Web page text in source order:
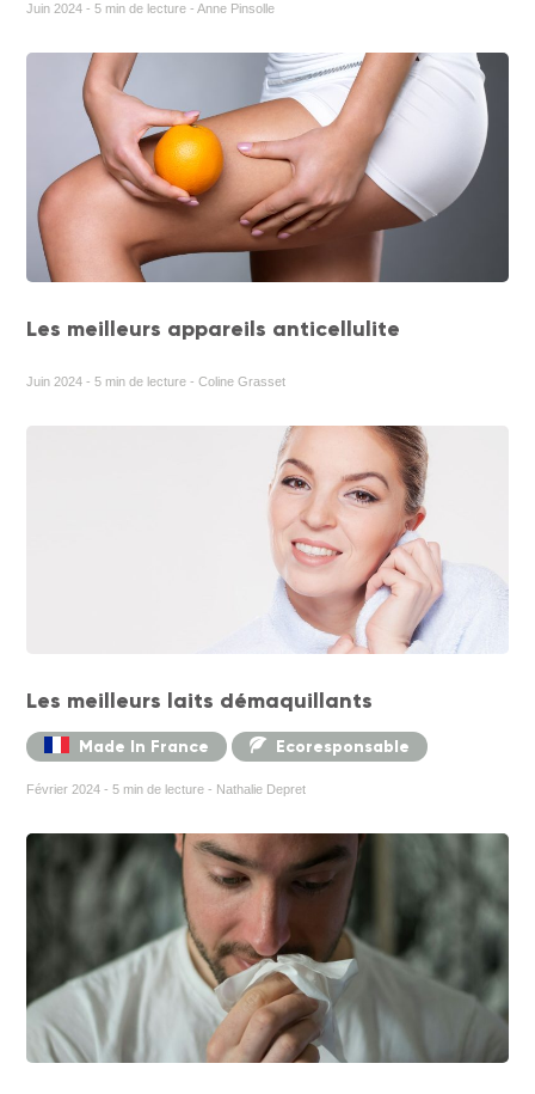
Juin 2024 - 5 min de lecture - Anne Pinsolle
Les meilleurs appareils anticellulite
Juin 2024 - 5 min de lecture - Coline Grasset
Les meilleurs laits démaquillants
Made In France Ecoresponsable
Février 2024 - 5 min de lecture - Nathalie Depret